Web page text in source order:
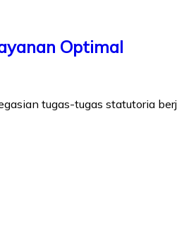
Optimal
tugas-tugas statutoria